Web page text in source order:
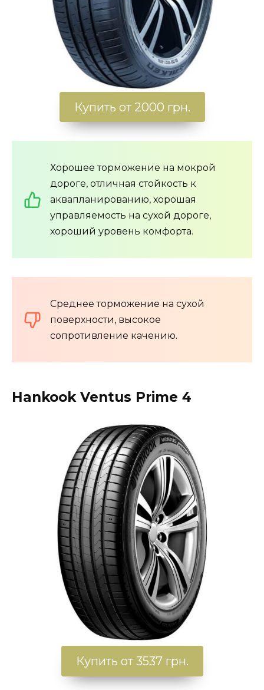
Купить от 2000 грн.
Хорошее торможение на мокрой
дороге, отличная стойкость к
аквапланированию, хорошая
управляемость на сухой дороге,
хороший уровень комфорта.
Среднее торможение на сухой
поверхности, высокое
сопротивление качению.
Hankook Ventus Prime 4
Купить от 3537 грн.